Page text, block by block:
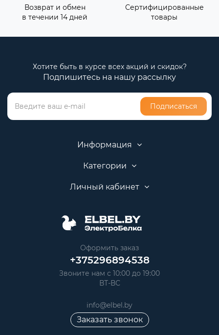
Возврат и обмен
в течении 14 дней
Сертифицированные
товары
Хотите быть в курсе всех акций и скидок?
Подпишитесь на нашу рассылку
Подписаться
Информация
Категории
Личный кабинет
Оформить заказ
+375296894538
Звоните нам с 10:00 до 19:00
ВТ-ВС
info@elbel.by
Заказать звонок